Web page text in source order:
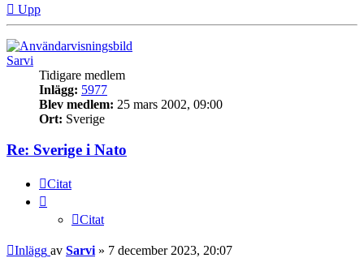
Upp
Sarvi
Tidigare medlem
Inlägg: 5977
Blev medlem: 25 mars 2002, 09:00
Ort: Sverige
Re: Sverige i Nato
Citat
Citat
Inlägg av Sarvi » 7 december 2023, 20:07